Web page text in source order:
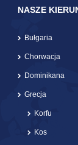
NASZE
Bułgaria
Chorwacja
Dominikana
Grecja
Korfu
Kos